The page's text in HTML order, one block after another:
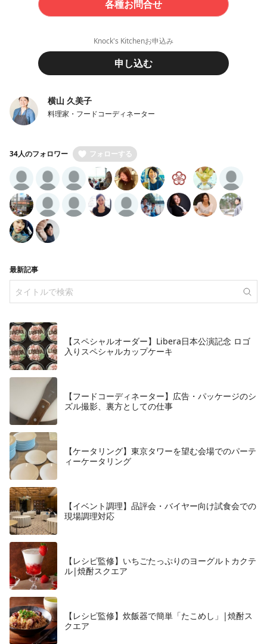
各種お問合せ
Knock's Kitchenお申込み
申し込む
横山 久美子
料理家・フードコーディネーター
34人のフォロワー フォローする
最新記事
【スペシャルオーダー】Libera日本公演記念 ロゴ
入りスペシャルカップケーキ
【フードコーディネーター】広告・パッケージのシ
ズル撮影、裏方としての仕事
【ケータリング】東京タワーを望む会場でのパーテ
ィーケータリング
【イベント調理】品評会・バイヤー向け試食会での
現場調理対応
【レシピ監修】いちごたっぷりのヨーグルトカクテ
ル|焼酎スクエア
【レシピ監修】炊飯器で簡単「たこめし」|焼酎ス
クエア